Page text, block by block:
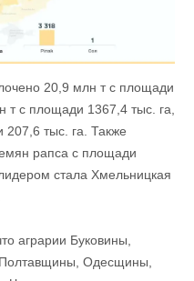
20,9 млн т с площади
с площади 1367,4 тыс. га,
тыс. га. Также
рапса с площади
стала Хмельницкая
аграрии Буковины,
Одесщины,